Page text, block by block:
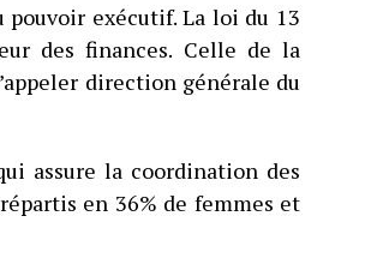
exécutif. La loi du 13
des finances. Celle de la
direction générale du
assure la coordination des
en 36% de femmes et